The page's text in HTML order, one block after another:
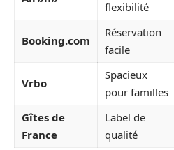
flexibilité
Booking.com
Réservation
facile
Vrbo
Spacieux
pour familles
Gîtes de
France
Label de
qualité